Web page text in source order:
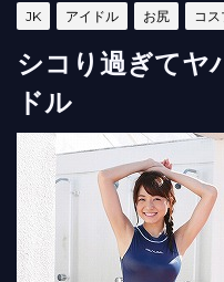
JK アイドル お尻 コ
シコり過ぎてヤ
ドル